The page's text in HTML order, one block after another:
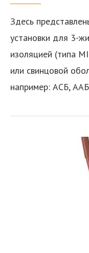
Здесь
установки для 3-
изоляцией (типа
или свинцовой
например: АСБ,